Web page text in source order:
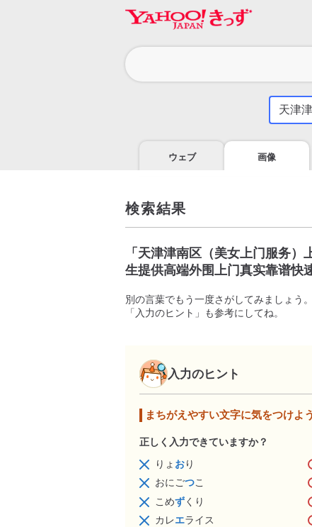
気
こ
う
ウェブ 画像
検索結果
「 天津津南区（美女上门服务）
生提供高端外围上门真实靠谱快
別の言葉でもう一度さがしてみましょう。
「入力のヒント」も参考にしてね。
入力のヒント
まちがえやすい文字に気をつけよう
正しく入力できていますか？
りょ おり
おにごつこ
こめずくり
カレエライス